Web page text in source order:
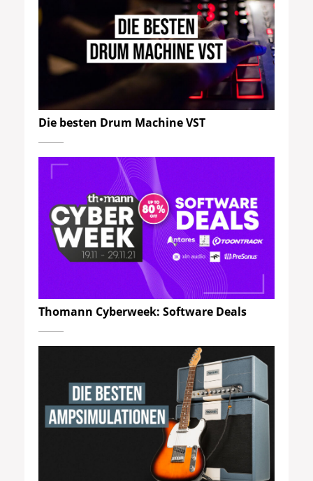
Die besten Drum Machine VST
Thomann Cyberweek: Software Deals